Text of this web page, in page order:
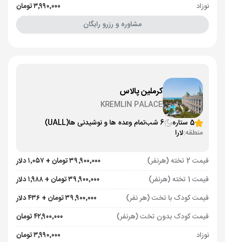
نوزاد
۳٬۹۹۰٬۰۰۰ تومان
مشاوره و رزرو رایگان
کرملین پالاس
KREMLIN PALACE
5 ستاره
6 شب تمام وعده ها و نوشیدنی ها(UALL)
منطقه:لارا
قیمت 2 تخته (هرنفر)
۳۹٬۹۰۰٬۰۰۰ تومان + ۱٬۰۵۷ دلار
قیمت 1 تخته (هرنفر)
۳۹٬۹۰۰٬۰۰۰ تومان + ۱٬۹۸۸ دلار
قیمت کودک با تخت (هر نفر)
۳۹٬۹۰۰٬۰۰۰ تومان + ۴۳۶ دلار
قیمت کودک بدون تخت (هرنفر)
۴۲٬۹۰۰٬۰۰۰ تومان
نوزاد
۳٬۹۹۰٬۰۰۰ تومان